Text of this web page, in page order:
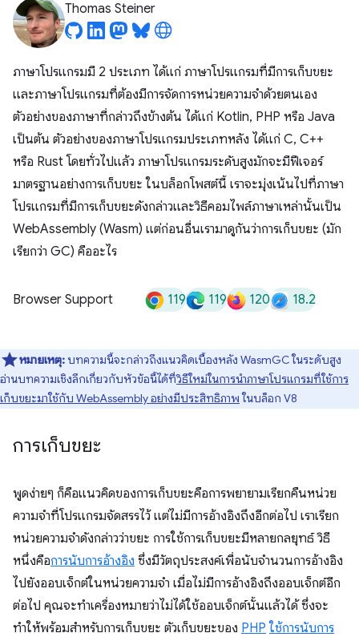
Thomas Steiner
ภาษาโปรแกรมมี 2 ประเภท ได้แก่ ภาษาโปรแกรมที่มีการเก็บขยะ
และภาษาโปรแกรมที่ต้องมีการจัดการหน่วยความจำด้วยตนเอง
ตัวอย่างของภาษาที่กล่าวถึงข้างต้น ได้แก่ Kotlin, PHP หรือ Java
เป็นต้น ตัวอย่างของภาษาโปรแกรมประเภทหลัง ได้แก่ C, C++
หรือ Rust โดยทั่วไปแล้ว ภาษาโปรแกรมระดับสูงมักจะมีฟีเจอร์
มาตรฐานอย่างการเก็บขยะ ในบล็อกโพสต์นี้ เราจะมุ่งเน้นไปที่ภาษา
โปรแกรมที่มีการเก็บขยะดังกล่าวและวิธีคอมไพล์ภาษาเหล่านั้นเป็น
WebAssembly (Wasm) แต่ก่อนอื่นเรามาดูกันว่าการเก็บขยะ (มัก
เรียกว่า GC) คืออะไร
Browser Support 119 119 120 18.2
หมายเหตุ: บทความนี้จะกล่าวถึงแนวคิดเบื้องหลัง WasmGC ในระดับสูง
อ่านบทความเชิงลึกเกี่ยวกับหัวข้อนี้ได้ที่วิธีใหม่ในการนำภาษาโปรแกรมที่ใช้การ
เก็บขยะมาใช้กับ WebAssembly อย่างมีประสิทธิภาพ ในบล็อก V8
การเก็บขยะ
พูดง่ายๆ ก็คือแนวคิดของการเก็บขยะคือการพยายามเรียกคืนหน่วย
ความจำที่โปรแกรมจัดสรรไว้ แต่ไม่มีการอ้างอิงถึงอีกต่อไป เราเรียก
หน่วยความจำดังกล่าวว่าขยะ การใช้การเก็บขยะมีหลายกลยุทธ์ วิธี
หนึ่งคือการนับการอ้างอิง ซึ่งมีวัตถุประสงค์เพื่อนับจำนวนการอ้างอิง
ไปยังออบเจ็กต์ในหน่วยความจำ เมื่อไม่มีการอ้างอิงถึงออบเจ็กต์อีก
ต่อไป คุณจะทำเครื่องหมายว่าไม่ได้ใช้ออบเจ็กต์นั้นแล้วได้ ซึ่งจะ
ทำให้พร้อมสำหรับการเก็บขยะ ตัวเก็บขยะของ PHP ใช้การนับการ